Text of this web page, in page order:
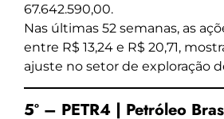
67.642.590,00.
Nas últimas 52 semanas, as
entre R$ 13,24 e R$ 20,71,
ajuste no setor de exploração
5º – PETR4 | Petróleo